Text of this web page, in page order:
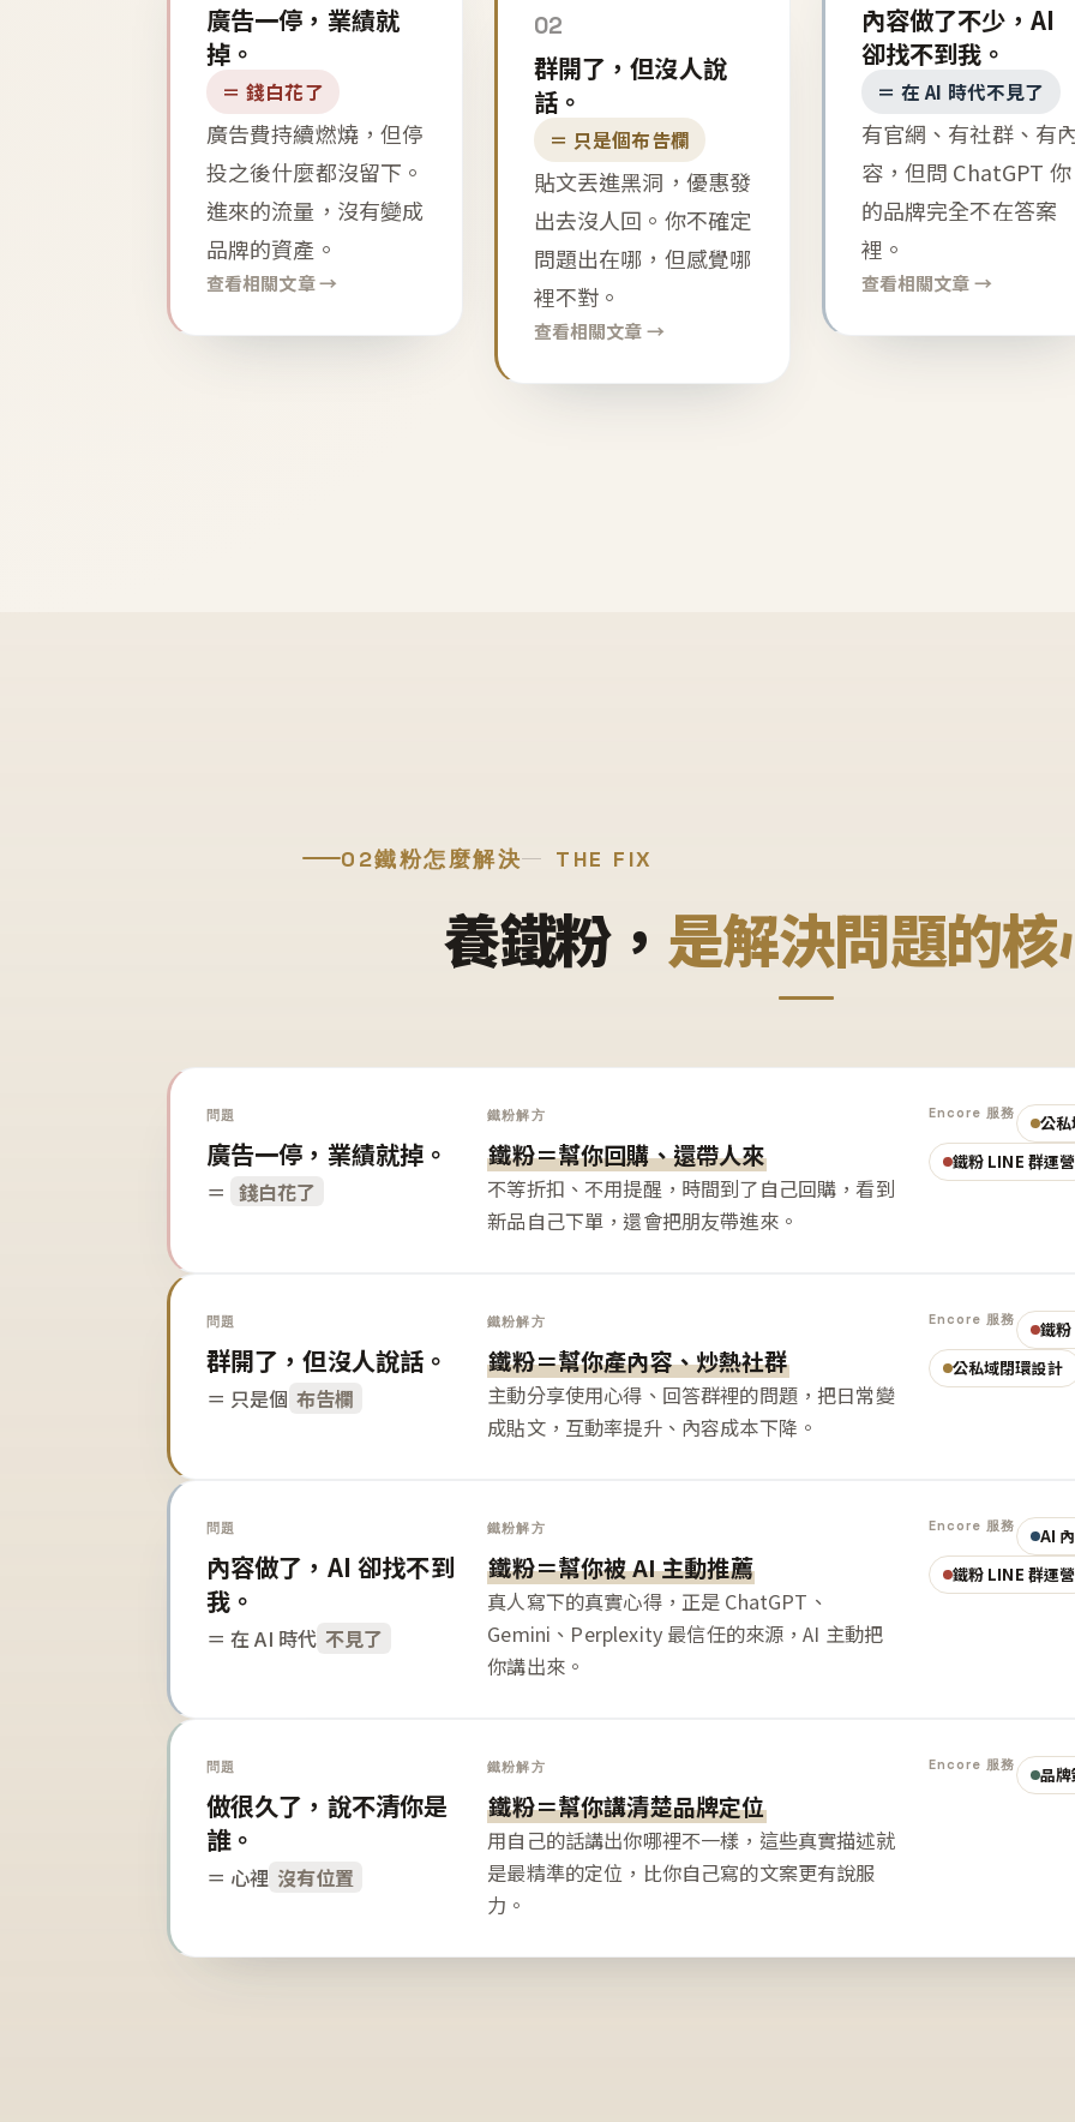
廣告一停，業績就
掉。
＝ 錢白花了
廣告費持續燃燒，但停
投之後什麼都沒留下。
進來的流量，沒有變成
品牌的資產。
查看相關文章 →
02
群開了，但沒人說
話。
＝ 只是個布告欄
貼文丟進黑洞，優惠發
出去沒人回。你不確定
問題出在哪，但感覺哪
裡不對。
查看相關文章 →
內容做了不少，AI
卻找不到我。
＝ 在 AI 時代不見了
有官網、有社群、有
容，但問 ChatGPT 你
的品牌完全不在答案
裡。
查看相關文章 →
02鐵粉怎麼解決 THE FIX
養鐵粉， 是解決問題的
問題
廣告一停，業績就掉。
＝ 錢白花了
鐵粉解方
鐵粉＝幫你回購、還帶人來
不等折扣、不用提醒，時間到了自己回購，看到
新品自己下單，還會把朋友帶進來。
Encore 服務
公
鐵粉 LINE 群運營
問題
群開了，但沒人說話。
＝ 只是個 布告欄
鐵粉解方
鐵粉＝幫你產內容、炒熱社群
主動分享使用心得、回答群裡的問題，把日常變
成貼文，互動率提升、內容成本下降。
Encore 服務
鐵
公私域閉環設計
問題
內容做了，AI 卻找不到
我。
＝ 在 AI 時代 不見了
鐵粉解方
鐵粉＝幫你被 AI 主動推薦
真人寫下的真實心得，正是 ChatGPT、
Gemini、Perplexity 最信任的來源，AI 主動把
你講出來。
Encore 服務
AI
鐵粉 LINE 群運營
問題
做很久了，說不清你是
誰。
＝ 心裡 沒有位置
鐵粉解方
鐵粉＝幫你講清楚品牌定位
用自己的話講出你哪裡不一樣，這些真實描述就
是最精準的定位，比你自己寫的文案更有說服
力。
Encore 服務 品